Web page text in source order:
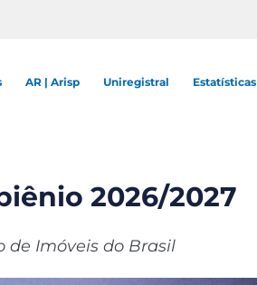
AR | Arisp Uniregistral Estatísticas
2026/2027
de Imóveis do Brasil